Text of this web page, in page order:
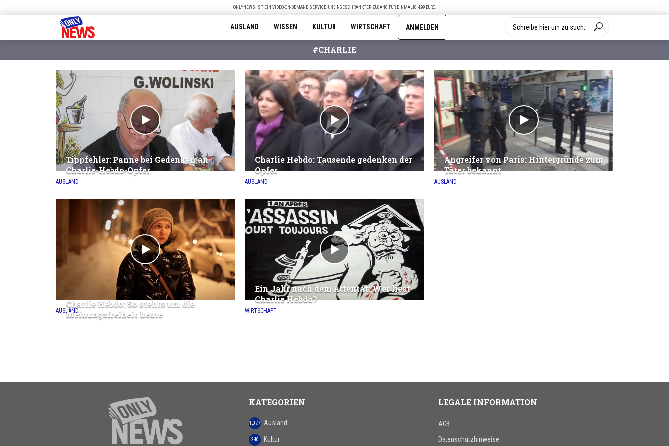
ONLYNEWS IST EIN VIDEO-ON-DEMAND SERVICE. UNEINGESCHRÄNKTER ZUGANG FÜR EINMALIG 4.99 EURO.
AUSLAND WISSEN KULTUR WIRTSCHAFT ANMELDEN
#CHARLIE
AUSLAND
Tippfehler: Panne bei Gedenken an
Charlie-Hebdo-Opfer
AUSLAND
Charlie Hebdo: Tausende gedenken der
Opfer
AUSLAND
Angreifer von Paris: Hintergründe zum
Täter bekannt
AUSLAND
Charlie Hebdo: So stehts um die
Meinungsfreiheit heute
WIRTSCHAFT
Ein Jahr nach dem Attentat: Wer liest
Charlie Hebdo?
KATEGORIEN
Ausland
1,077
Kultur
240
LEGALE INFORMATION
AGB
Datenschutzhinweise